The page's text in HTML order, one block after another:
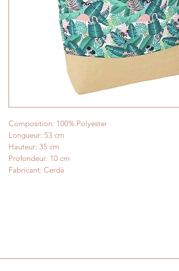
Composition: 100% Polyester
Longueur: 53 cm
Hauteur: 35 cm
Profondeur: 10 cm
Fabricant: Cerdà